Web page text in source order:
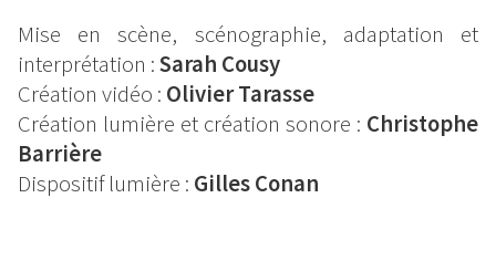
Mise en scène, scénographie, adaptation et
interprétation :Sarah Cousy
Création vidéo : Olivier Tarasse
Création lumière et création sonore : Christophe
Barrière
Dispositif lumière : Gilles Conan